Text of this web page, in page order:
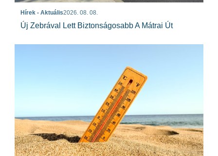
Hírek - Aktuális2026. 08. 08.
Új Zebrával Lett Biztonságosabb A Mátrai Út